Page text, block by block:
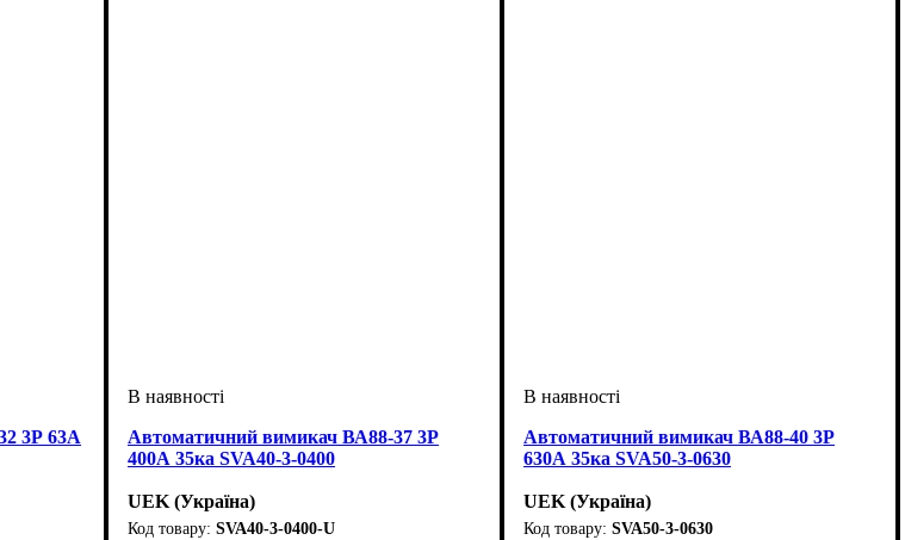
3Р 63А
Автоматичний вимикач ВА88-37 3Р
400А 35ка SVA40-3-0400
UEK (Україна)
SVA40-3-0400-U
Автоматичний вимикач ВА88-40 3Р
630А 35ка SVA50-3-0630
UEK (Україна)
SVA50-3-0630